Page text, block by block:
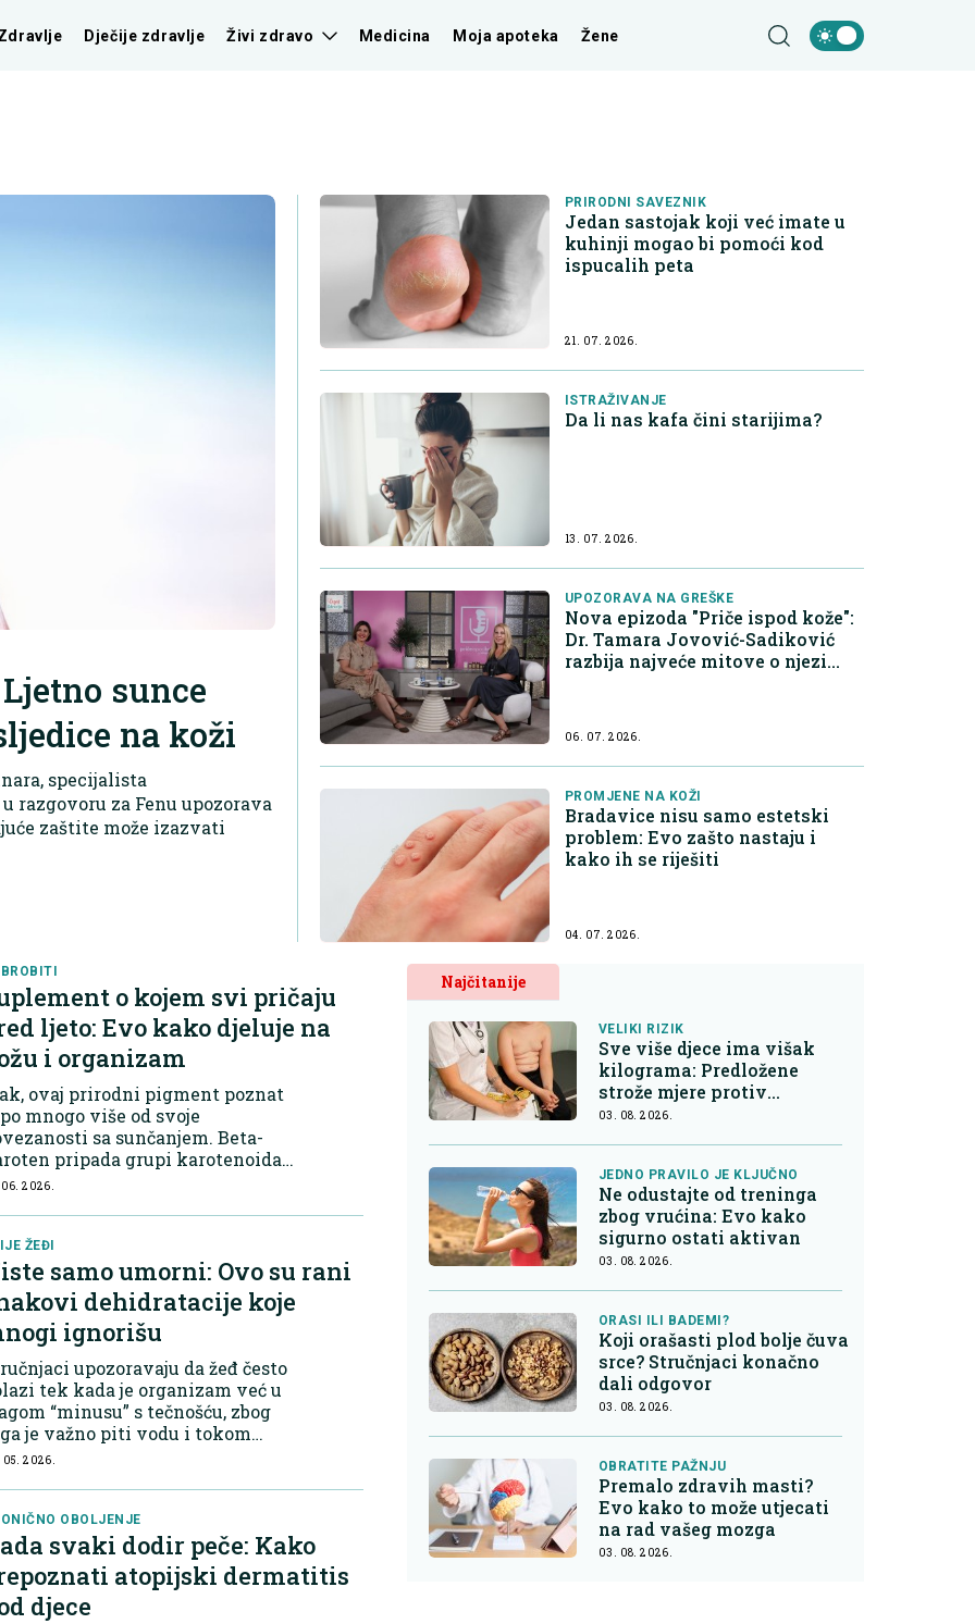
Dječije zdravlje Živi zdravo Medicina Moja apoteka Žene
sunce
na koži
specijalista
razgovoru za Fenu upozorava
zaštite može izazvati
PRIRODNI SAVEZNIK
Jedan sastojak koji već imate u
kuhinji mogao bi pomoći kod
ispucalih peta
21. 07. 2026.
ISTRAŽIVANJE
Da li nas kafa čini starijima?
13. 07. 2026.
UPOZORAVA NA GREŠKE
Nova epizoda "Priče ispod kože":
Dr. Tamara Jovović-Sadiković
razbija najveće mitove o njezi
06. 07. 2026.
PROMJENE NA KOŽI
Bradavice nisu samo estetski
problem: Evo zašto nastaju i
kako ih se riješiti
04. 07. 2026.
o kojem svi pričaju
ljeto: Evo kako djeluje na
i organizam
ovaj prirodni pigment poznat
mnogo više od svoje
sa sunčanjem. Beta-
pripada grupi karotenoida,
koji voću i povrću daju
pret...
2026.
ŽEĐI
samo umorni: Ovo su rani
dehidratacije koje
ignorišu
upozoravaju da žeđ često
tek kada je organizam već u
“minusu” s tečnošću, zbog
je važno piti vodu i tokom
a ne tek kada tijelo počne
05. 2026.
OBOLJENJE
svaki dodir peče: Kako
atopijski dermatitis
djece
Najčitanije
VELIKI RIZIK
Sve više djece ima višak
kilograma: Predložene
strože mjere protiv
nezdrave hrane
03. 08. 2026.
JEDNO PRAVILO JE KLJUČNO
Ne odustajte od treninga
zbog vrućina: Evo kako
sigurno ostati aktivan
03. 08. 2026.
ORASI ILI BADEMI?
Koji orašasti plod bolje čuva
srce? Stručnjaci konačno
dali odgovor
03. 08. 2026.
OBRATITE PAŽNJU
Premalo zdravih masti?
Evo kako to može utjecati
na rad vašeg mozga
03. 08. 2026.